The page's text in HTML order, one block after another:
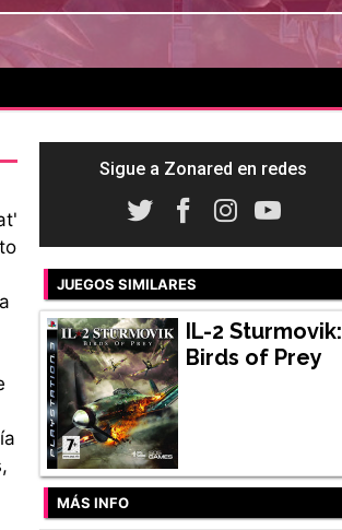
Sigue a Zonared en redes
JUEGOS SIMILARES
IL-2 Sturmovik:
Birds of Prey
MÁS INFO